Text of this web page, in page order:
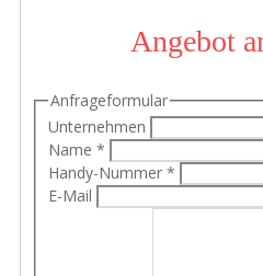
Angebot
Anfrageformular
Unternehmen
Name *
Handy-Nummer *
E-Mail